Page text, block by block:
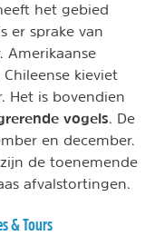
het gebied
er sprake van
Amerikaanse
kieviet
Het is bovendien
vogels . De
en december.
de toenemende
afvalstortingen.
& Tours